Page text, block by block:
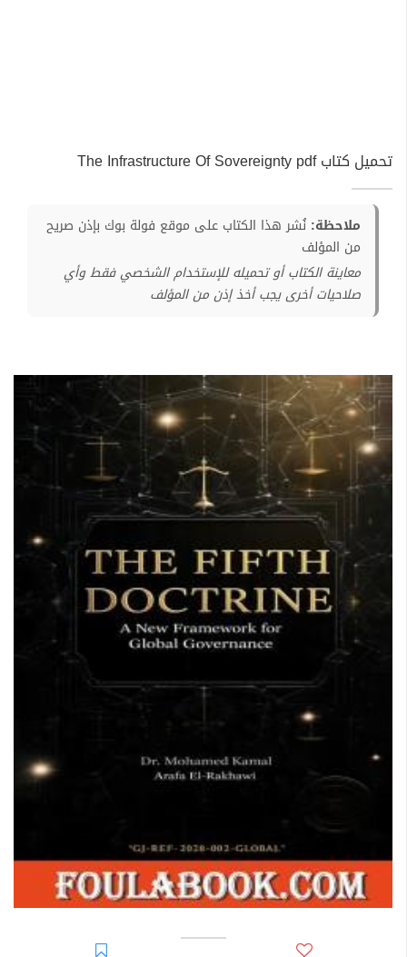
تحميل كتاب The Infrastructure Of Sovereignty pdf
ملاحظة: نُشر هذا الكتاب على موقع فولة بوك بإذن صريح
من المؤلف
معاينة الكتاب أو تحميله للإستخدام الشخصي فقط وأي
صلاحيات أخرى يجب أخذ إذن من المؤلف